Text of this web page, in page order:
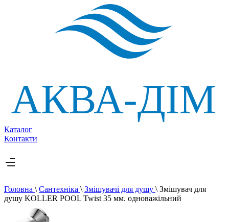
Каталог
Контакти
Головна \ Сантехніка \ Змішувачі для душу \ Змішувач для
душу KOLLER POOL Twist 35 мм. одноважільний